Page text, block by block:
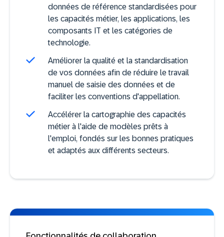
données de référence standardisées pour
les capacités métier, les applications, les
composants IT et les catégories de
technologie.
Améliorer la qualité et la standardisation
de vos données afin de réduire le travail
manuel de saisie des données et de
faciliter les conventions d'appellation.
Accélérer la cartographie des capacités
métier à l'aide de modèles prêts à
l'emploi, fondés sur les bonnes pratiques
et adaptés aux différents secteurs.